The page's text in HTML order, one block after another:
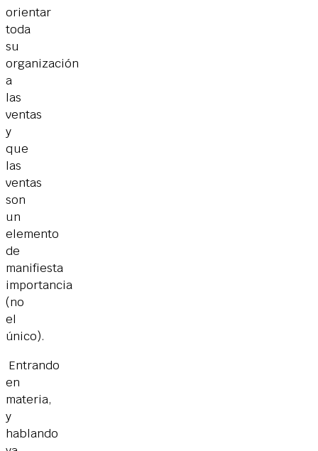
orientar
toda
su
organización
a
las
ventas
y
que
las
ventas
son
un
elemento
de
manifiesta
importancia
(no
el
único).
Entrando
en
materia,
y
hablando